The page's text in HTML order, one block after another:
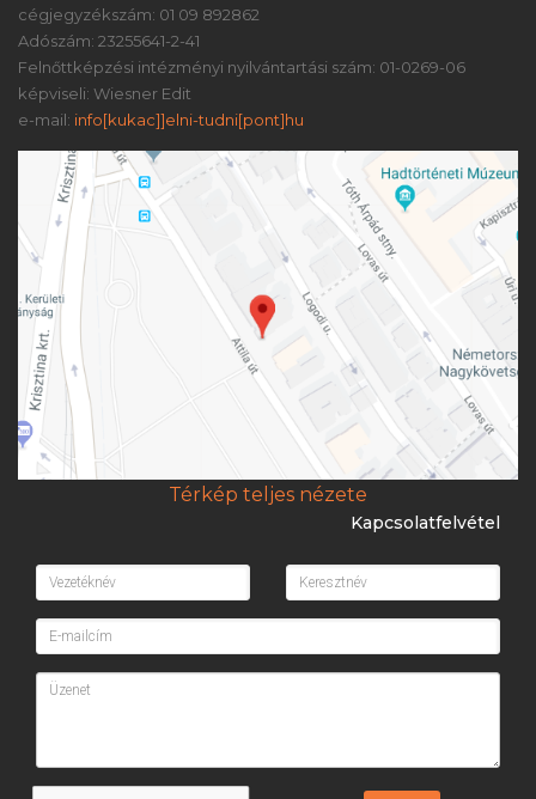
cégjegyzékszám: 01 09 892862
Adószám: 23255641-2-41
Felnőttképzési intézményi nyilvántartási szám: 01-0269-06
képviseli: Wiesner Edit
e-mail: info[kukac]]elni-tudni[pont]hu
Térkép teljes nézete
Kapcsolatfelvétel